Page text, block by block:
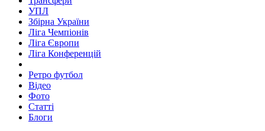
УПЛ
Збірна України
Ліга Чемпіонів
Ліга Європи
Ліга Конференцій
Ретро футбол
Відео
Фото
Статті
Блоги